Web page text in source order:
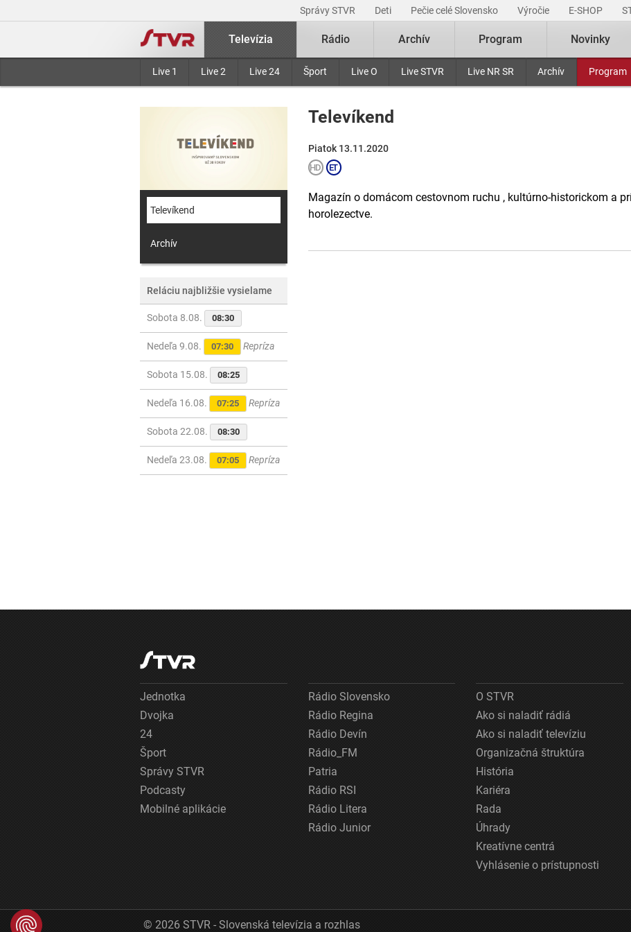
Správy STVR Deti Pečie celé Slovensko Výročie E-SHOP
Televízia
Live 1 Live 2 Live 24 Šport Live O Live STVR Live NR SR Archív Program
Rádio Archív Program Novinky
Televíkend
Archív
Reláciu najbližšie vysielame
Sobota 8.08. 08:30
Nedeľa 9.08. 07:30 Repríza
Sobota 15.08. 08:25
Nedeľa 16.08. 07:25 Repríza
Sobota 22.08. 08:30
Nedeľa 23.08. 07:05 Repríza
Televíkend
Piatok 13.11.2020
Magazín o domácom cestovnom ruchu , kultúrno-historickom a
horolezectve.
Jednotka
Dvojka
24
Šport
Správy STVR
Podcasty
Mobilné aplikácie
Rádio Slovensko
Rádio Regina
Rádio Devín
Rádio_FM
Patria
Rádio RSI
Rádio Litera
Rádio Junior
O STVR
Ako si naladiť rádiá
Ako si naladiť televíziu
Organizačná štruktúra
História
Kariéra
Rada
Úhrady
Kreatívne centrá
Vyhlásenie o prístupnosti
© 2026 STVR - Slovenská televízia a rozhlas